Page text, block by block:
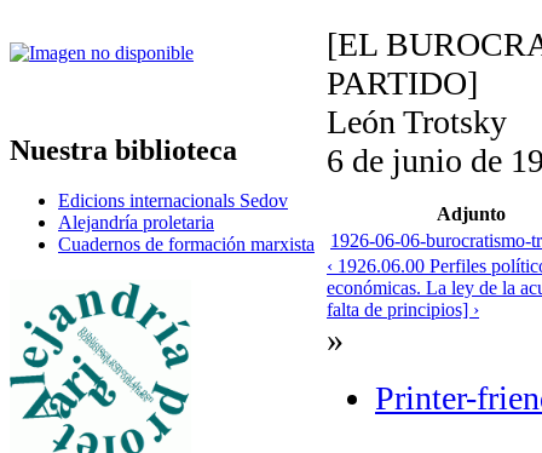
Nuestra biblioteca
Edicions internacionals Sedov
Alejandría proletaria
Cuadernos de formación marxista
[EL
PARTIDO]
León Trotsky
6 de junio de
Adjunto
1926-06-06-burocratismo-
‹ 1926.06.00 Perfiles
económicas. La ley de la
falta de principios] ›
»
Printer-